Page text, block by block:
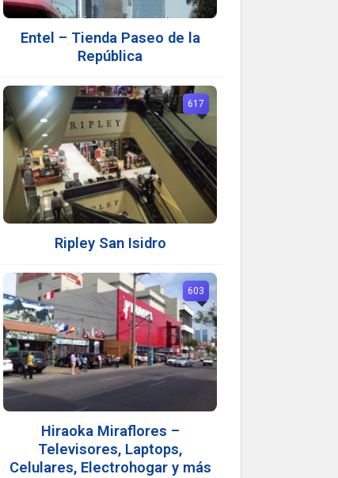
Entel – Tienda Paseo de la
República
Ripley San Isidro
617
Hiraoka Miraflores –
Televisores, Laptops,
Celulares, Electrohogar y más
603